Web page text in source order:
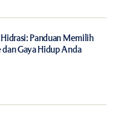
Panduan Memilih
Gaya Hidup Anda